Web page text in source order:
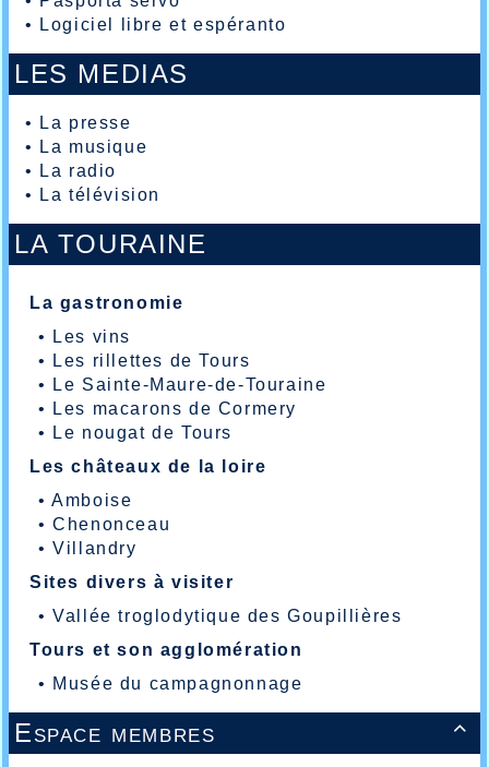
•
Logiciel libre et espéranto
LES MEDIAS
•
La presse
•
La musique
•
La radio
•
La télévision
LA TOURAINE
La gastronomie
•
Les vins
•
Les rillettes de Tours
•
Le Sainte-Maure-de-Touraine
•
Les macarons de Cormery
•
Le nougat de Tours
Les châteaux de la loire
•Amboise
•Chenonceau
•Villandry
Sites divers à visiter
•Vallée troglodytique des Goupillières
Tours et son agglomération
• Musée du campagnonnage

Espace membres